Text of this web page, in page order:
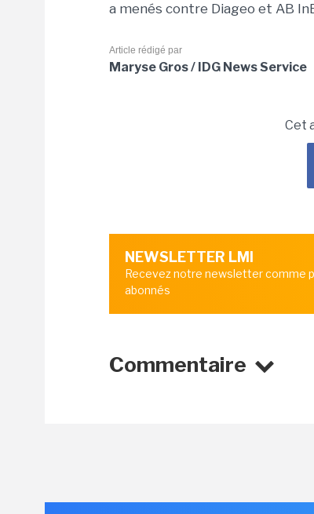
a menés contre Diageo et AB
Article rédigé par
Maryse Gros / IDG News Service
Cet
NEWSLETTER LMI
Recevez notre newsletter comme
abonnés
Commentaire